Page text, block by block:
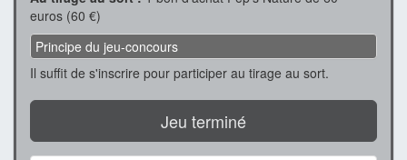
euros (60 €)
Principe du jeu-concours
Il suffit de s'inscrire pour participer au tirage au sort.
Jeu terminé